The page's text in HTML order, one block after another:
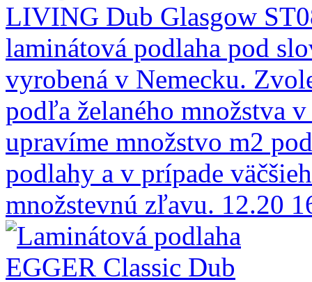
LIVING Dub Glasgow
laminátová podlaha pod
vyrobená v Nemecku.
podľa želaného množstva
upravíme množstvo m2
podlahy a v prípade
množstevnú zľavu. 12.20